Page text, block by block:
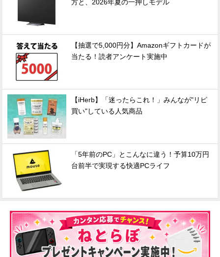
方と、2026年夏の一押しモデル
【抽選で5,000円分】Amazonギフトカードが
当たる！読者アンケート実施中
【iHerb】「迷ったらこれ！」みんなが"リピ
買い"している人気商品
「5年前のPC」とこんなに違う！予算10万円
台前半で実現する快適PCライフ